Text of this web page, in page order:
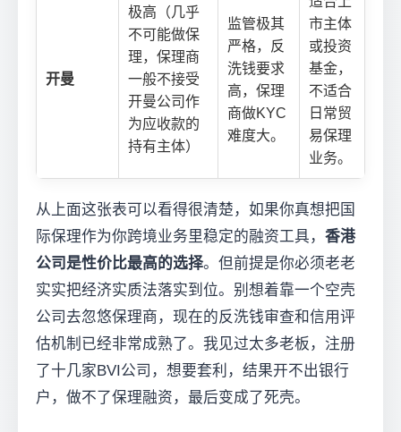
开曼
极高（几乎
不可能做保
理，保理商
一般不接受
开曼公司作
为应收款的
持有主体）
监管极其
严格，反
洗钱要求
高，保理
商做KYC
难度大。
市主体
或投资
基金，
不适合
日常贸
易保理
业务。
从上面这张表可以看得很清楚，如果你真想把国
际保理作为你跨境业务里稳定的融资工具， 香港
公司是性价比最高的选择。但前提是你必须老老
实实把经济实质法落实到位。别想着靠一个空壳
公司去忽悠保理商，现在的反洗钱审查和信用评
估机制已经非常成熟了。我见过太多老板，注册
了十几家BVI公司，想要套利，结果开不出银行
户，做不了保理融资，最后变成了死壳。